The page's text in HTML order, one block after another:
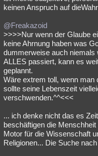
keinen Anspruch auf
@Freakazoid
>>>>Nur wenn der Glaube
keine Ahrnung haben was
dummerweise auch
ALLES passiert, kann es
geplannt.
Wäre extrem toll, wenn man
sollte seine Lebenszeit
verschwenden.^^<<<
... ich denke nicht das es
beschäftigen die
Motor für die Wissenschaft
Religionen... Die Suche